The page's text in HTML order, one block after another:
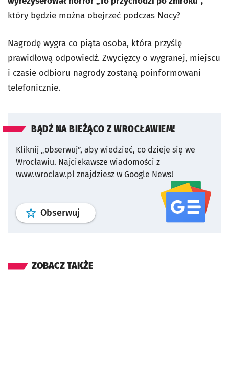
który będzie można obejrzeć podczas Nocy?
Nagrodę wygra co piąta osoba, która przyślę
prawidłową odpowiedź. Zwycięzcy o wygranej, miejscu
i czasie odbioru nagrody zostaną poinformowani
telefonicznie.
BĄDŹ NA BIEŻĄCO Z WROCŁAWIEM!
Kliknij „obserwuj”, aby wiedzieć, co dzieje się we
Wrocławiu. Najciekawsze wiadomości z
www.wroclaw.pl znajdziesz w Google News!
Obserwuj profil serwisu
ZOBACZ TAKŻE